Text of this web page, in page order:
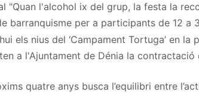
"Quan l'alcohol ix del grup, la festa la
barranquisme per a participants de 12 a
els nius del ‘Campament Tortuga’ en la
a l'Ajuntament de Dénia la
quatre anys busca l’equilibri entre